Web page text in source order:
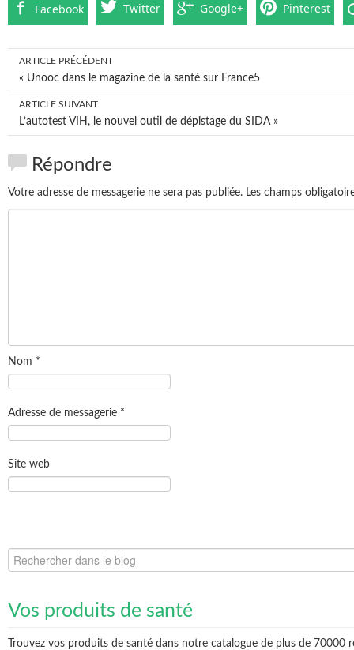
Facebook Twitter Google+ Pinterest
Post navigation
ARTICLE PRÉCÉDENT
« Unooc dans le magazine de la santé sur France5
ARTICLE SUIVANT
L’autotest VIH, le nouvel outil de dépistage du SIDA »
Répondre
Votre adresse de messagerie ne sera pas publiée. Les champs
Nom *
Adresse de messagerie *
Site web
Vos produits de santé
Trouvez vos produits de santé dans notre catalogue de plus de